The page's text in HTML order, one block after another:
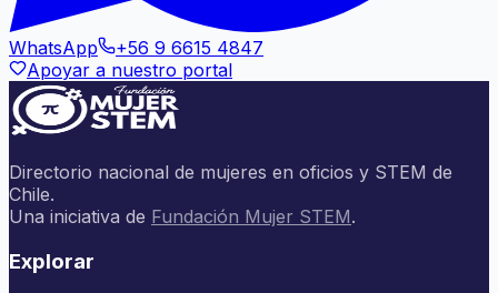
WhatsApp
+56 9 6615 4847
Apoyar a nuestro portal
Directorio nacional de mujeres en oficios y STEM de
Chile.
Una iniciativa de Fundación Mujer STEM.
Explorar